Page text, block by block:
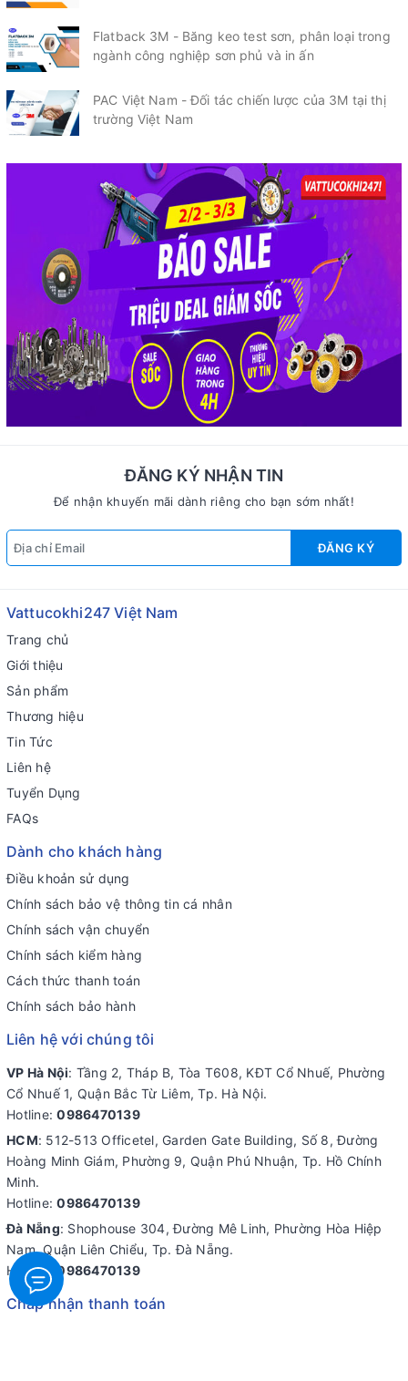
Flatback 3M - Băng keo test sơn, phân loại trong
ngành công nghiệp sơn phủ và in ấn
PAC Việt Nam - Đối tác chiến lược của 3M tại thị
trường Việt Nam
ĐĂNG KÝ NHẬN TIN
Để nhận khuyến mãi dành riêng cho bạn sớm nhất!
ĐĂNG KÝ
Vattucokhi247 Việt Nam
Trang chủ
Giới thiệu
Sản phẩm
Thương hiệu
Tin Tức
Liên hệ
Tuyển Dụng
FAQs
Dành cho khách hàng
Điều khoản sử dụng
Chính sách bảo vệ thông tin cá nhân
Chính sách vận chuyển
Chính sách kiểm hàng
Cách thức thanh toán
Chính sách bảo hành
Liên hệ với chúng tôi
VP Hà Nội: Tầng 2, Tháp B, Tòa T608, KĐT Cổ Nhuế, Phường
Cổ Nhuế 1, Quận Bắc Từ Liêm, Tp. Hà Nội.
Hotline:0986470139
HCM: 512-513 Officetel, Garden Gate Building, Số 8, Đường
Hoàng Minh Giám, Phường 9, Quận Phú Nhuận, Tp. Hồ Chính
Minh.
Hotline:0986470139
Đà Nẵng: Shophouse 304, Đường Mê Linh, Phường Hòa Hiệp
Nam, Quận Liên Chiểu, Tp. Đà Nẵng.
Hotline: 0986470139
Chấp nhận thanh toán